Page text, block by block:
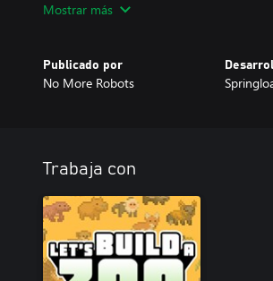
estética del fondo marino. Permite que
¡110 Nuevas Tiendas, Decoraciones,
Deja que tus visitantes se adentren en
Mostrar más
Publicado por
No More Robots
Trabaja con